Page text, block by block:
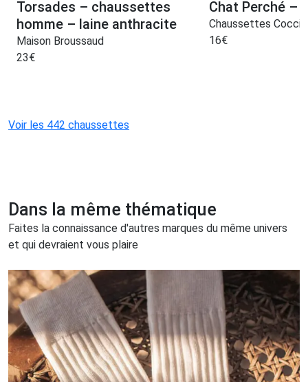
Torsades – chaussettes
homme – laine anthracite
Maison Broussaud
23€
Chat Perché –
Chaussettes
16€
Voir les 442 chaussettes
Dans la même thématique
Faites la connaissance d'autres marques du même univers
et qui devraient vous plaire